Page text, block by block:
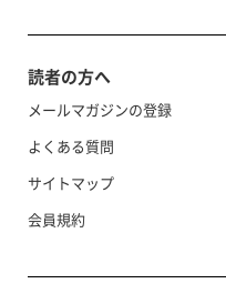
読者の方へ
メールマガジンの登録
よくある質問
サイトマップ
会員規約